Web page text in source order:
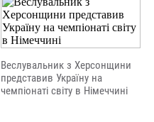
Веслувальник з Херсонщини
представив Україну на
чемпіонаті світу в Німеччині